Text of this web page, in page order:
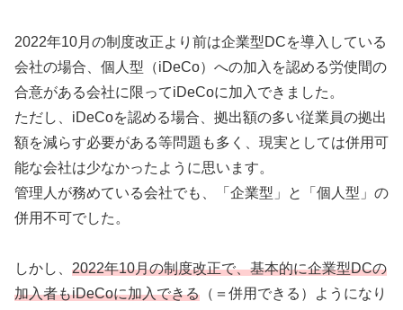
2022年10月の制度改正より前は企業型DCを導入している
会社の場合、個人型（iDeCo）への加入を認める労使間の
合意がある会社に限ってiDeCoに加入できました。
ただし、iDeCoを認める場合、拠出額の多い従業員の拠出
額を減らす必要がある等問題も多く、現実としては併用可
能な会社は少なかったように思います。
管理人が務めている会社でも、「企業型」と「個人型」の
併用不可でした。
しかし、 2022年10月の制度改正で、基本的に企業型DCの
加入者もiDeCoに加入できる （＝併用できる）ようになり